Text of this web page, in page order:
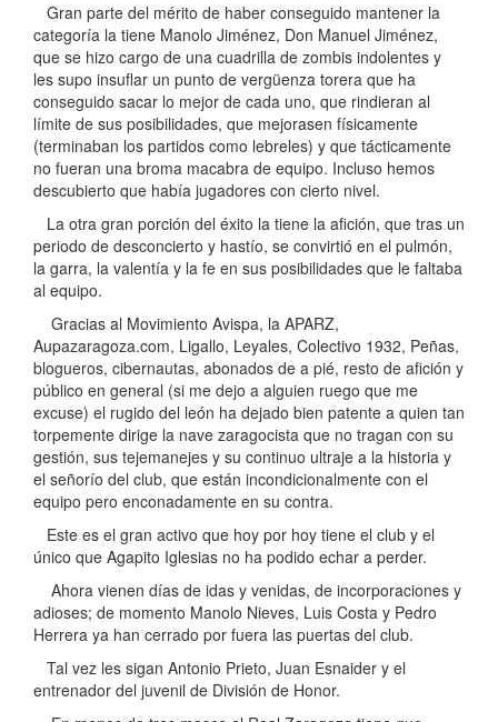
Gran parte del mérito de haber conseguido mantener la
categoría la tiene Manolo Jiménez, Don Manuel Jiménez,
que se hizo cargo de una cuadrilla de zombis indolentes y
les supo insuflar un punto de vergüenza torera que ha
conseguido sacar lo mejor de cada uno, que rindieran al
límite de sus posibilidades, que mejorasen físicamente
(terminaban los partidos como lebreles) y que tácticamente
no fueran una broma macabra de equipo. Incluso hemos
descubierto que había jugadores con cierto nivel.
La otra gran porción del éxito la tiene la afición, que tras un
periodo de desconcierto y hastío, se convirtió en el pulmón,
la garra, la valentía y la fe en sus posibilidades que le faltaba
al equipo.
Gracias al Movimiento Avispa, la APARZ,
Aupazaragoza.com, Ligallo, Leyales, Colectivo 1932, Peñas,
blogueros, cibernautas, abonados de a pié, resto de afición y
público en general (si me dejo a alguien ruego que me
excuse) el rugido del león ha dejado bien patente a quien tan
torpemente dirige la nave zaragocista que no tragan con su
gestión, sus tejemanejes y su continuo ultraje a la historia y
el señorío del club, que están incondicionalmente con el
equipo pero enconadamente en su contra.
Este es el gran activo que hoy por hoy tiene el club y el
único que Agapito Iglesias no ha podido echar a perder.
Ahora vienen días de idas y venidas, de incorporaciones y
adioses; de momento Manolo Nieves, Luis Costa y Pedro
Herrera ya han cerrado por fuera las puertas del club.
Tal vez les sigan Antonio Prieto, Juan Esnaider y el
entrenador del juvenil de División de Honor.